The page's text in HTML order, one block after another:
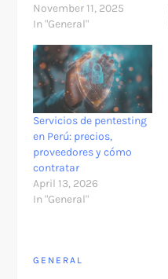
November 11, 2025
In "General"
Servicios de pentesting
en Perú: precios,
proveedores y cómo
contratar
April 13, 2026
In "General"
GENERAL